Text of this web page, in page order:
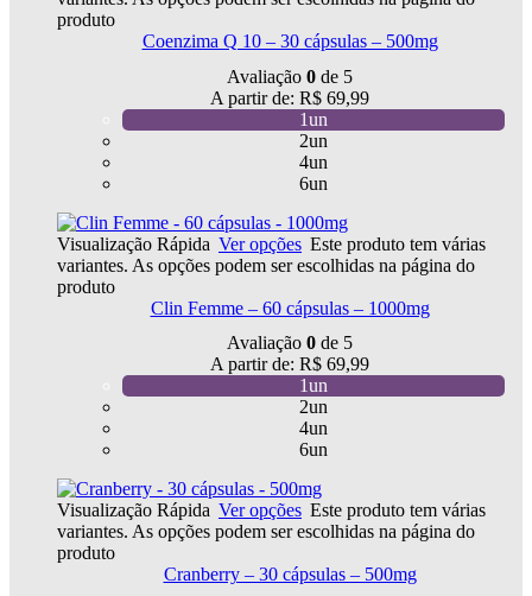
produto
Coenzima Q 10 – 30 cápsulas – 500mg
Avaliação 0 de 5
A partir de: R$ 69,99
1un
2un
4un
6un
Visualização Rápida Ver opções Este produto tem várias
variantes. As opções podem ser escolhidas na página do
produto
Clin Femme – 60 cápsulas – 1000mg
Avaliação 0 de 5
A partir de: R$ 69,99
1un
2un
4un
6un
Visualização Rápida Ver opções Este produto tem várias
variantes. As opções podem ser escolhidas na página do
produto
Cranberry – 30 cápsulas – 500mg